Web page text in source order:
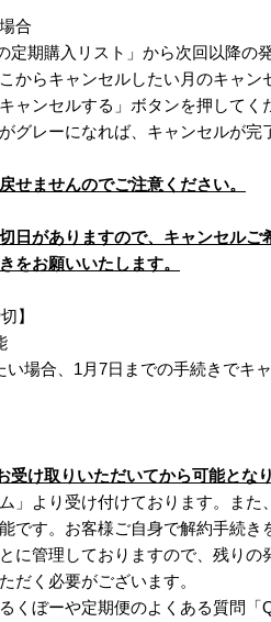
合
定期購入リスト」から次回以降の
からキャンセルしたい月のキャン
ャンセルする」ボタンを押してく
グレーになれば、キャンセルが完
ませんのでご注意ください。
日がありますので、キャンセルご
をお願いいたします。
】
場合、1月7日までの手続きでキ
受け取りいただいてから可能とな
」
より受け付けております。また
です。お客様ご自身で解約手続き
に管理しておりますので、残りの
だく必要がございます。
くぼーや定期便のよくある質問「